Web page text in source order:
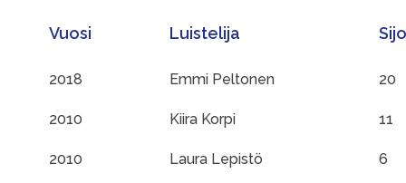
Vuosi Luistelija
2018 Emmi Peltonen 20
2010 Kiira Korpi 11
2010 Laura Lepistö 6